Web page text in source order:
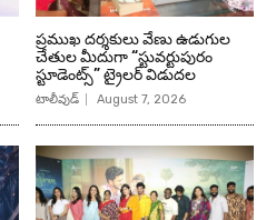
ప్రముఖ దర్శకులు వేణు ఉడుగుల
చేతుల మీదుగా “స్టువర్టుపురం
స్టూడెంట్స్” ట్రైలర్ విడుదల
టాలీవుడ్ August 7, 2026